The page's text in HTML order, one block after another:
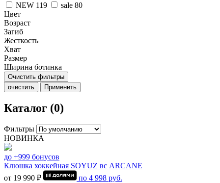
NEW 119 sale 80
Цвет
Возраст
Загиб
Жесткость
Хват
Размер
Ширина ботинка
Очистить фильтры
очистить
Применить
Каталог (0)
Фильтры
НОВИНКА
до +999 бонусов
Клюшка хоккейная SOYUZ вс ARCANE
от 19 990 ₽
по 4 998 руб.